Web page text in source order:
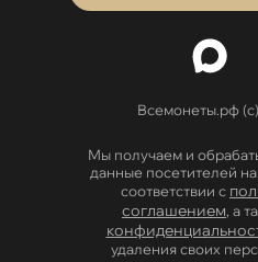
Всемонеты.рф
Мы получаем и
данные посетителей
соответствии с
соглашением, а
удаления своих